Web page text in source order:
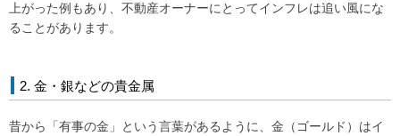
上がった例もあり、不動産オーナーにとってインフレは追い風にな
ることがあります。
2. 金・銀などの貴金属
昔から「有事の金」という言葉があるように、金（ゴールド）はイ